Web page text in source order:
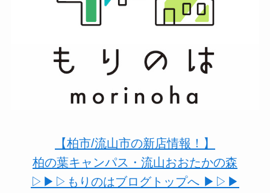
【柏市/流山市の新店情報！】
柏の葉キャンパス・流山おおたかの森
▷▶︎▷もりのはブログトップへ ▶︎▷▶︎